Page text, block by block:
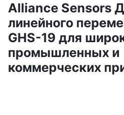
Alliance Sensors
линейного
GHS-19 для
промышленных и
коммерческих